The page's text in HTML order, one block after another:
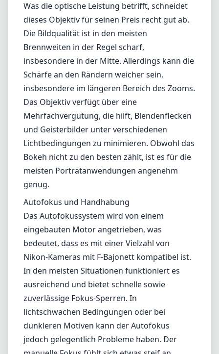
Was die optische Leistung betrifft, schneidet
dieses Objektiv für seinen Preis recht gut ab.
Die Bildqualität ist in den meisten
Brennweiten in der Regel scharf,
insbesondere in der Mitte. Allerdings kann die
Schärfe an den Rändern weicher sein,
insbesondere im längeren Bereich des Zooms.
Das Objektiv verfügt über eine
Mehrfachvergütung, die hilft, Blendenflecken
und Geisterbilder unter verschiedenen
Lichtbedingungen zu minimieren. Obwohl das
Bokeh nicht zu den besten zählt, ist es für die
meisten Porträtanwendungen angenehm
genug.
Autofokus und Handhabung
Das Autofokussystem wird von einem
eingebauten Motor angetrieben, was
bedeutet, dass es mit einer Vielzahl von
Nikon-Kameras mit F-Bajonett kompatibel ist.
In den meisten Situationen funktioniert es
ausreichend und bietet schnelle sowie
zuverlässige Fokus-Sperren. In
lichtschwachen Bedingungen oder bei
dunkleren Motiven kann der Autofokus
jedoch gelegentlich Probleme haben. Der